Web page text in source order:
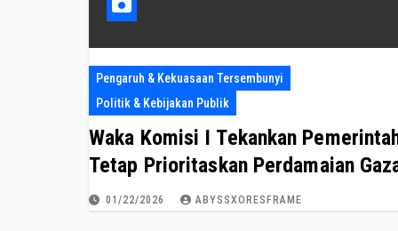
Pengaruh & Kekuasaan Tersembunyi
Politik & Kebijakan Publik
Waka Komisi I Tekankan
Tetap Prioritaskan Perdamaian
01/22/2026 ABYSSXORESFRAME